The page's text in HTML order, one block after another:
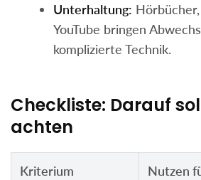
Unterhaltung:
YouTube bringen
komplizierte Technik.
Checkliste: Darauf
achten
Kriterium Nutzen